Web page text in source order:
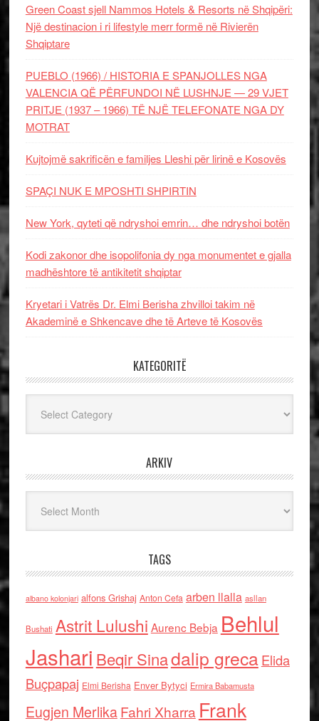
Green Coast sjell Nammos Hotels & Resorts në Shqipëri:
Një destinacion i ri lifestyle merr formë në Rivierën
Shqiptare
PUEBLO (1966) / HISTORIA E SPANJOLLES NGA
VALENCIA QË PËRFUNDOI NË LUSHNJE — 29 VJET
PRITJE (1937 – 1966) TË NJË TELEFONATE NGA DY
MOTRAT
Kujtojmë sakrificën e familjes Lleshi për lirinë e Kosovës
SPAÇI NUK E MPOSHTI SHPIRTIN
New York, qyteti që ndryshoi emrin… dhe ndryshoi botën
Kodi zakonor dhe isopolifonia dy nga monumentet e gjalla
madhështore të antikitetit shqiptar
Kryetari i Vatrës Dr. Elmi Berisha zhvilloi takim në
Akademinë e Shkencave dhe të Arteve të Kosovës
KATEGORITË
ARKIV
TAGS
albano kolonjari alfons Grishaj Anton Cefa arben llalla asllan
Bushati Astrit Lulushi Aurenc Bebja Behlul
Jashari Beqir Sinadalip grecaElida
Buçpapaj Elmi Berisha Enver Bytyci Ermira Babamusta
Eugjen MerlikaFahri Xharra Frank